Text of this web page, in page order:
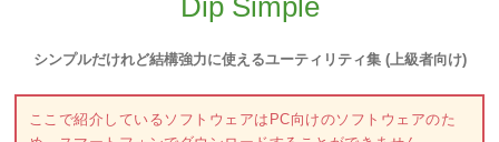
Dip Simple
シンプルだけれど結構強力に使えるユーティリティ集 (上級者向け)
ここで紹介しているソフトウェアはPC向けのソフトウェアのた